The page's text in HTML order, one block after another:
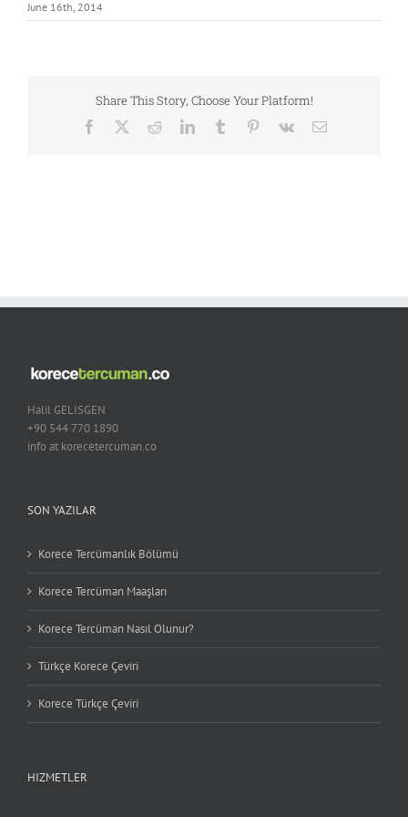
June 16th, 2014
Share This Story, Choose Your Platform!
Facebook RedditLinkedInTumblr Pinterest
Vk Email
Halil GELISGEN
+90 544 770 1890
info at korecetercuman.co
SON YAZILAR
Korece Tercümanlık Bölümü
Korece Tercüman Maaşları
Korece Tercüman Nasıl Olunur?
Türkçe Korece Çeviri
Korece Türkçe Çeviri
HIZMETLER